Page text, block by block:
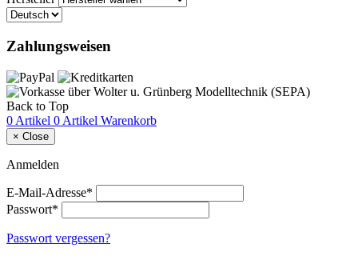
Zahlungsweisen
Back to Top
0 Artikel 0 Artikel Warenkorb
× Close
Anmelden
E-Mail-Adresse*
Passwort*
Passwort vergessen?